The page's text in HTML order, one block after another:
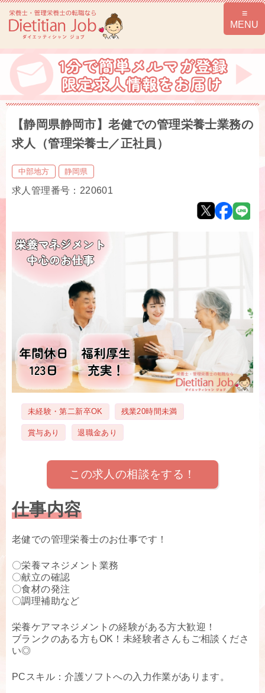
【静岡県静岡市】老健での管理栄養士業務の
求人（管理栄養士／正社員）
中部地方 静岡県
求人管理番号：220601
未経験・第二新卒OK 残業20時間未満
賞与あり 退職金あり
この求人の相談をする！
仕事内容
老健での管理栄養士のお仕事です！
〇栄養マネジメント業務
〇献立の確認
〇食材の発注
〇調理補助など
栄養ケアマネジメントの経験がある方大歓迎！
ブランクのある方もOK！未経験者さんもご相談くださ
い◎
PCスキル：介護ソフトへの入力作業があります。